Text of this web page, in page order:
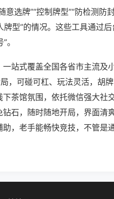
选牌”“控制牌型”“防检测防
型”的情况。这些工具通过
。
站式覆盖全国各省市主流及
，可碰可杠、玩法灵活，胡
茶馆氛围，依托微信强大社
石，随时随地开局，界面清
，老手能畅快竞技，不管是